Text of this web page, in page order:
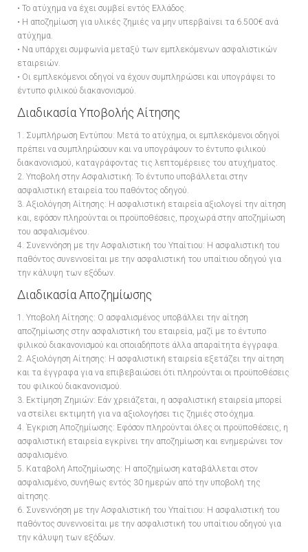
• Το ατύχημα να έχει συμβεί εντός Ελλάδος.
• Η αποζημίωση για υλικές ζημιές να μην υπερβαίνει τα 6.500€ ανά
ατύχημα.
• Να υπάρχει συμφωνία μεταξύ των εμπλεκόμενων ασφαλιστικών
εταιρειών.
• Οι εμπλεκόμενοι οδηγοί να έχουν συμπληρώσει και υπογράψει το
έντυπο φιλικού διακανονισμού.
Διαδικασία Υποβολής Αίτησης
1. Συμπλήρωση Εντύπου: Μετά το ατύχημα, οι εμπλεκόμενοι οδηγοί
πρέπει να συμπληρώσουν και να υπογράψουν το έντυπο φιλικού
διακανονισμού, καταγράφοντας τις λεπτομέρειες του ατυχήματος.
2. Υποβολή στην Ασφαλιστική: Το έντυπο υποβάλλεται στην
ασφαλιστική εταιρεία του παθόντος οδηγού.
3. Αξιολόγηση Αίτησης: Η ασφαλιστική εταιρεία αξιολογεί την αίτηση
και, εφόσον πληρούνται οι προϋποθέσεις, προχωρά στην αποζημίωση
του ασφαλισμένου.
4. Συνεννόηση με την Ασφαλιστική του Υπαίτιου: Η ασφαλιστική του
παθόντος συνεννοείται με την ασφαλιστική του υπαίτιου οδηγού για
την κάλυψη των εξόδων.
Διαδικασία Αποζημίωσης
1. Υποβολή Αίτησης: Ο ασφαλισμένος υποβάλλει την αίτηση
αποζημίωσης στην ασφαλιστική του εταιρεία, μαζί με το έντυπο
φιλικού διακανονισμού και οποιαδήποτε άλλα απαραίτητα έγγραφα.
2. Αξιολόγηση Αίτησης: Η ασφαλιστική εταιρεία εξετάζει την αίτηση
και τα έγγραφα για να επιβεβαιώσει ότι πληρούνται οι προϋποθέσεις
του φιλικού διακανονισμού.
3. Εκτίμηση Ζημιών: Εάν χρειάζεται, η ασφαλιστική εταιρεία μπορεί
να στείλει εκτιμητή για να αξιολογήσει τις ζημιές στο όχημα.
4. Έγκριση Αποζημίωσης: Εφόσον πληρούνται όλες οι προϋποθέσεις, η
ασφαλιστική εταιρεία εγκρίνει την αποζημίωση και ενημερώνει τον
ασφαλισμένο.
5. Καταβολή Αποζημίωσης: Η αποζημίωση καταβάλλεται στον
ασφαλισμένο, συνήθως εντός 30 ημερών από την υποβολή της
αίτησης.
6. Συνεννόηση με την Ασφαλιστική του Υπαίτιου: Η ασφαλιστική του
παθόντος συνεννοείται με την ασφαλιστική του υπαίτιου οδηγού για
την κάλυψη των εξόδων.